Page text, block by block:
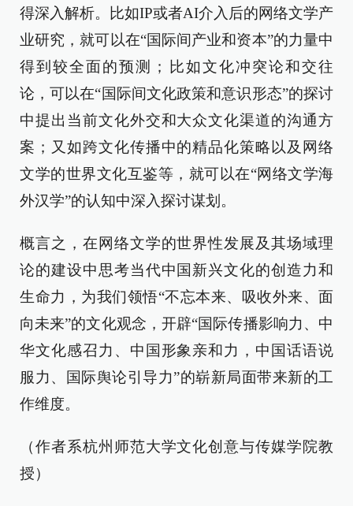
得深入解析。比如IP或者AI介入后的网络文学产
业研究，就可以在“国际间产业和资本”的力量中
得到较全面的预测；比如文化冲突论和交往
论，可以在“国际间文化政策和意识形态”的探讨
中提出当前文化外交和大众文化渠道的沟通方
案；又如跨文化传播中的精品化策略以及网络
文学的世界文化互鉴等，就可以在“网络文学海
外汉学”的认知中深入探讨谋划。
概言之，在网络文学的世界性发展及其场域理
论的建设中思考当代中国新兴文化的创造力和
生命力，为我们领悟“不忘本来、吸收外来、面
向未来”的文化观念，开辟“国际传播影响力、中
华文化感召力、中国形象亲和力，中国话语说
服力、国际舆论引导力”的崭新局面带来新的工
作维度。
（作者系杭州师范大学文化创意与传媒学院教
授）